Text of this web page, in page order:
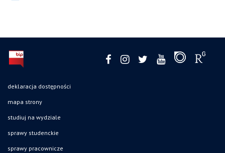
deklaracja dostępności
mapa strony
studiuj na wydziale
sprawy studenckie
sprawy pracownicze